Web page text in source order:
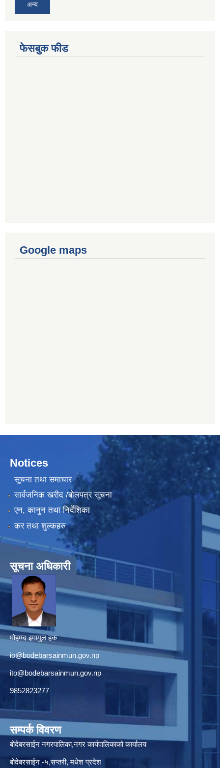
अन्य
फेसबुक फीड
Google maps
Notices
सूचना तथा समाचार
सार्वजनिक खरीद /बोलपत्र सूचना
एन, कानुन तथा निर्देशिका
कर तथा शुल्कहरु
सूचना अधिकारी
मोहम्म्द इमामुल हक
io@bodebarsainmun.gov.np
ito@bodebarsainmun.gov.np
9852823277
सम्पर्क विवरण
बोदेबरसाईन नगरपालिका,नगर कार्यपालिकाको कार्यालय
बोदेबरसाईन -५,सप्तरी, मधेश प्रदेश